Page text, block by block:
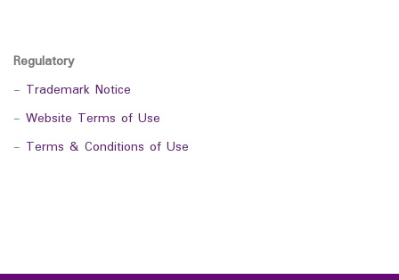
Regulatory
- Trademark Notice
- Website Terms of Use
- Terms & Conditions of Use